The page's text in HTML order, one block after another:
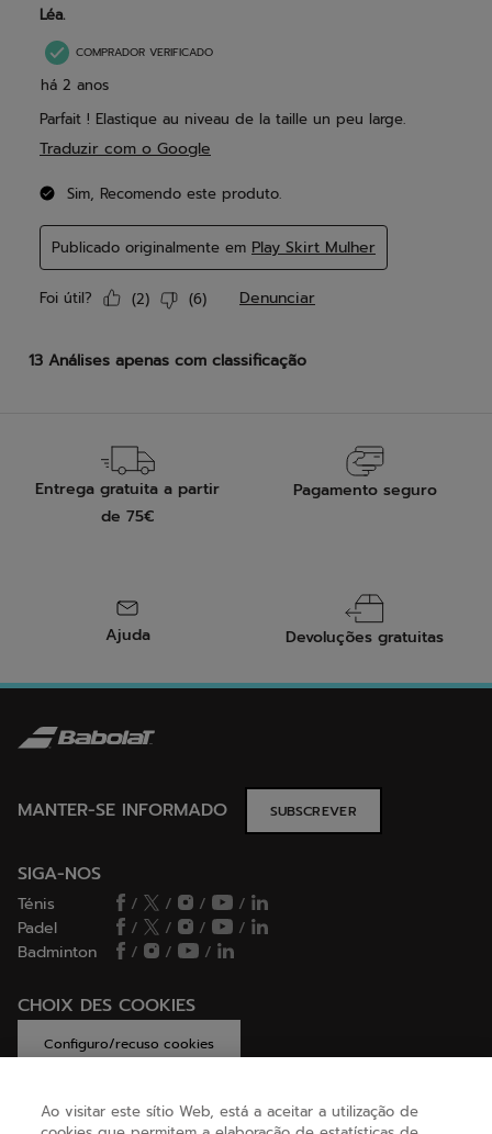
Entrega gratuita a partir
de 75€
Pagamento seguro
Ajuda Devoluções gratuitas
MANTER-SE INFORMADO SUBSCREVER
SIGA-NOS
Ténis / / /
/
Padel
/ / /
/
Badminton
/ / /
CHOIX DES COOKIES
Configuro/recuso cookies
Ao visitar este sítio Web, está a aceitar a utilização de